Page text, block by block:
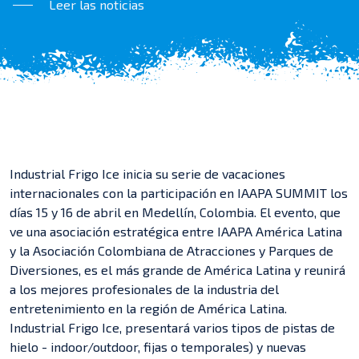
Leer las noticias
Industrial Frigo Ice inicia su serie de vacaciones
internacionales con la participación en IAAPA SUMMIT los
días 15 y 16 de abril en Medellín, Colombia. El evento, que
ve una asociación estratégica entre IAAPA América Latina
y la Asociación Colombiana de Atracciones y Parques de
Diversiones, es el más grande de América Latina y reunirá
a los mejores profesionales de la industria del
entretenimiento en la región de América Latina.
Industrial Frigo Ice, presentará varios tipos de pistas de
hielo - indoor/outdoor, fijas o temporales) y nuevas